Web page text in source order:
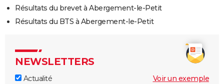
Résultats du brevet à Abergement-le-Petit
Résultats du BTS à Abergement-le-Petit
NEWSLETTERS
Actualité
Voir un exemple